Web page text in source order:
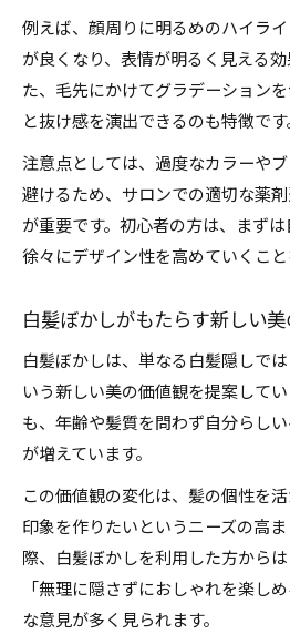
例えば、顔周りに明るめのハイラ
が良くなり、表情が明るく見える
た、毛先にかけてグラデーション
と抜け感を演出できるのも特徴です
注意点としては、過度なカラーや
避けるため、サロンでの適切な薬
が重要です。初心者の方は、まずは
徐々にデザイン性を高めていくこと
白髪ぼかしがもたらす新しい
白髪ぼかしは、単なる白髪隠しで
いう新しい美の価値観を提案して
も、年齢や髪質を問わず自分らし
が増えています。
この価値観の変化は、髪の個性を
印象を作りたいというニーズの高
際、白髪ぼかしを利用した方から
「無理に隠さずにおしゃれを楽し
な意見が多く見られます。